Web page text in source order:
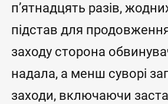
п’ятнадцять разів,
підстав для
заходу сторона
надала, а менш суворі
заходи, включаючи